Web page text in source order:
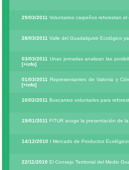
29/03/2011 Voluntarios carpeños reforestan
28/03/2011 Valle del Guadalquivir Ecológico
03/03/2011 Unas jornadas analizan las
[+info]
01/03/2011 Representantes de Valonia y
[+info]
10/02/2011 Buscamos voluntarios para
19/01/2011 FITUR acoge la presentación de
14/12/2010 I Mercado de Productos
22/11/2010 El Consejo Territorial del Medio